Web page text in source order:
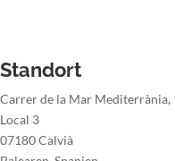
Standort
Carrer de la Mar Mediterrània,
Local 3
07180 Calvià